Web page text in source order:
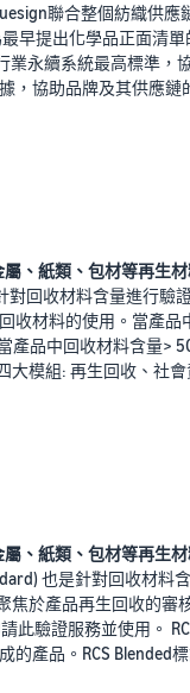
聯合整個紡織供應
早提出化學品正面清單
業永續系統最高標準，
，協助品牌及其供應鏈
、紙類、包材等再生材
對回收材料含量進行驗
收材料的使用。當產品
產品中回收材料含量>
大模組: 再生回收、社
、紙類、包材等再生材
也是針對回收材料
焦於產品再生回收的審
此驗證服務並使用。
的產品。RCS Blended